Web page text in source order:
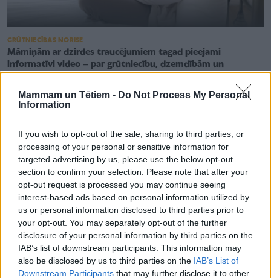
Mammam un Tētiem - Do Not Process My Personal
Information
If you wish to opt-out of the sale, sharing to third parties, or
processing of your personal or sensitive information for
targeted advertising by us, please use the below opt-out
section to confirm your selection. Please note that after your
opt-out request is processed you may continue seeing
interest-based ads based on personal information utilized by
us or personal information disclosed to third parties prior to
your opt-out. You may separately opt-out of the further
disclosure of your personal information by third parties on the
IAB’s list of downstream participants. This information may
also be disclosed by us to third parties on the IAB’s List of
Downstream Participants that may further disclose it to other
GRŪTNIECĪBAS NORISE
Māmiņām ar dzirdes traucējumiem tagad pieejami
informatīvi video – par grūtniecību, dzemdībām un
pēcdzemdību periodu